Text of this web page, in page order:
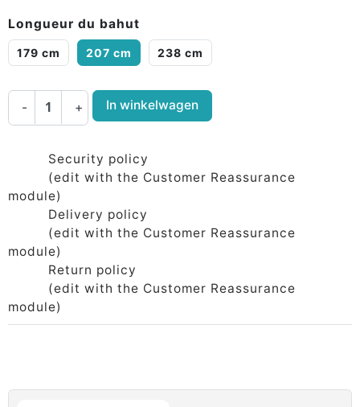
Longueur du bahut
179 cm 207 cm 238 cm
- + In winkelwagen
Security policy
(edit with the Customer Reassurance
module)
Delivery policy
(edit with the Customer Reassurance
module)
Return policy
(edit with the Customer Reassurance
module)